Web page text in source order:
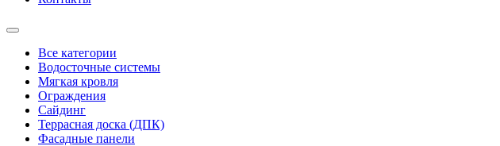
Все категории
Водосточные системы
Мягкая кровля
Ограждения
Сайдинг
Террасная доска (ДПК)
Фасадные панели